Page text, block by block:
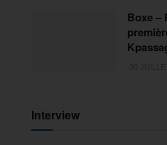
Boxe –
Interview